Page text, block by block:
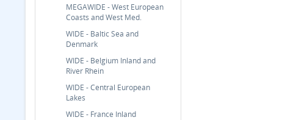
MEGAWIDE - West European
Coasts and West Med.
WIDE - Baltic Sea and
Denmark
WIDE - Belgium Inland and
River Rhein
WIDE - Central European
Lakes
WIDE - France Inland